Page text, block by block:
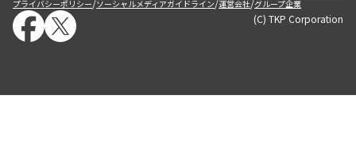
プライバシーポリシー/ソーシャルメディアガイドライン/運営会社/グループ企業
(C) TKP Corporation